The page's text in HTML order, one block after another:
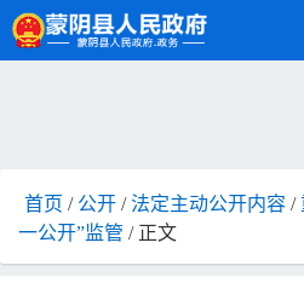
首页 / 公开 /法定主动公开内容 /
一公开”监管 / 正文